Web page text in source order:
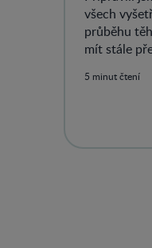
všech
průběhu
mít stále
5 minut čtení